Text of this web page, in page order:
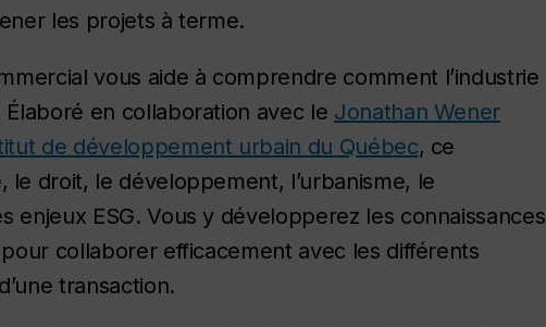
les projets à terme.
vous aide à comprendre comment l’industrie
Élaboré en collaboration avec le Jonathan Wener
de développement urbain du Québec, ce
le droit, le développement, l’urbanisme, le
enjeux ESG. Vous y développerez les connaissances
collaborer efficacement avec les différents
transaction.